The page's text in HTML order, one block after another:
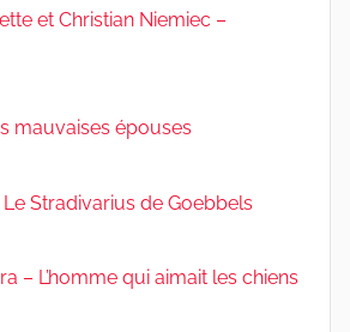
et Christian Niemiec –
mauvaises épouses
Stradivarius de Goebbels
– L’homme qui aimait les chiens